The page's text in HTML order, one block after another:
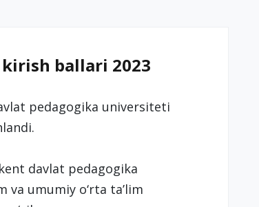
ballari 2023
pedagogika universiteti
davlat pedagogika
umumiy o‘rta ta’lim